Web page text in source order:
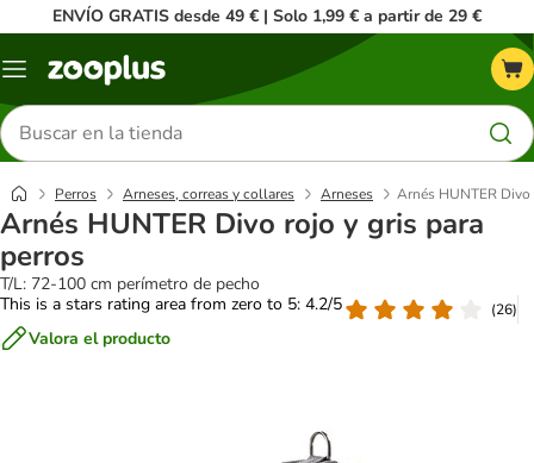
ENVÍO GRATIS desde 49 € | Solo 1,99 € a partir de 29 €
Menú
Buscar
productos
Perros Arneses, correas y collares Arneses Arnés HUNTER
Arnés HUNTER Divo rojo y gris para
perros
T/L: 72-100 cm perímetro de pecho
This is a stars rating area from zero to 5: 4.2/5
(26)
Valora el producto